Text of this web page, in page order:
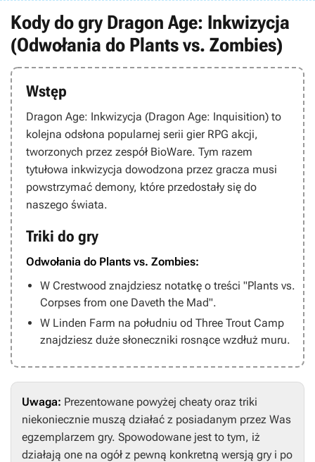
Kody do gry Dragon Age: Inkwizycja
(Odwołania do Plants vs. Zombies)
Wstęp
Dragon Age: Inkwizycja (Dragon Age: Inquisition) to
kolejna odsłona popularnej serii gier RPG akcji,
tworzonych przez zespół BioWare. Tym razem
tytułowa inkwizycja dowodzona przez gracza musi
powstrzymać demony, które przedostały się do
naszego świata.
Triki do gry
Odwołania do Plants vs. Zombies:
W Crestwood znajdziesz notatkę o treści "Plants vs.
Corpses from one Daveth the Mad".
W Linden Farm na południu od Three Trout Camp
znajdziesz duże słoneczniki rosnące wzdłuż muru.
Uwaga: Prezentowane powyżej cheaty oraz triki
niekoniecznie muszą działać z posiadanym przez Was
egzemplarzem gry. Spowodowane jest to tym, iż
działają one na ogół z pewną konkretną wersją gry i po